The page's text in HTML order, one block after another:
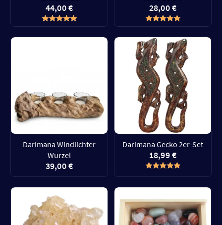
44,00 € 28,00 €
Darimana Windlichter
Wurzel
39,00 €
Darimana Gecko 2er-Set
18,99 €